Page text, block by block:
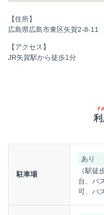
【住所】
広島県広島市東区矢賀2-8-11
【アクセス】
JR矢賀駅から徒歩1分
駐車場
あり
（駅
台、バ
可、バ